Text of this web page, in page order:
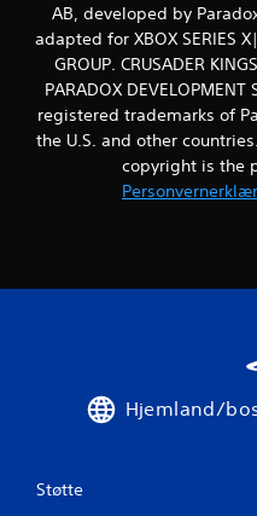
AB, developed by
adapted for XBOX SERIES
GROUP. CRUSADER
PARADOX
registered trademarks of
the U.S. and other
copyright is the
Hjemland/
Støtte